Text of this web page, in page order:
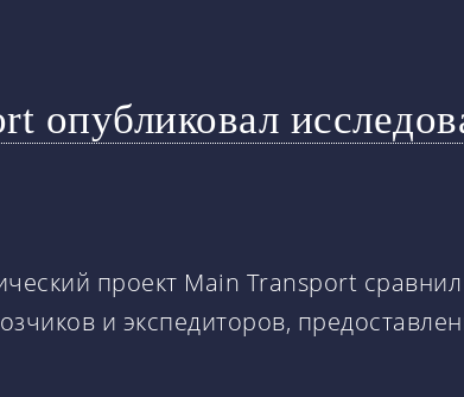
опубликовал
проект Main Transport
и экспедиторов,